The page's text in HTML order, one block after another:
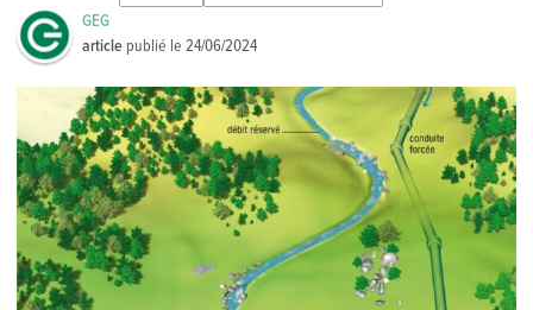
GEG
article publié le24/06/2024